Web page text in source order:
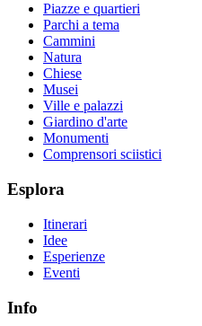
Piazze e quartieri
Parchi a tema
Cammini
Natura
Chiese
Musei
Ville e palazzi
Giardino d'arte
Monumenti
Comprensori sciistici
Esplora
Itinerari
Idee
Esperienze
Eventi
Info